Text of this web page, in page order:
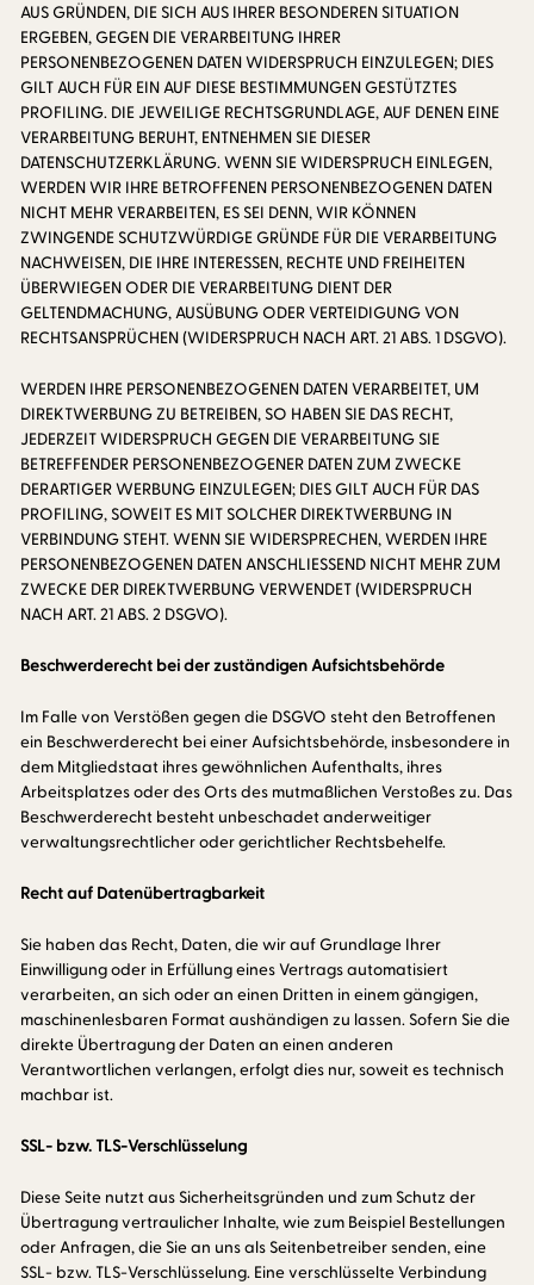
AUS GRÜNDEN, DIE SICH AUS IHRER BESONDEREN SITUATION
ERGEBEN, GEGEN DIE VERARBEITUNG IHRER
PERSONENBEZOGENEN DATEN WIDERSPRUCH EINZULEGEN; DIES
GILT AUCH FÜR EIN AUF DIESE BESTIMMUNGEN GESTÜTZTES
PROFILING. DIE JEWEILIGE RECHTSGRUNDLAGE, AUF DENEN EINE
VERARBEITUNG BERUHT, ENTNEHMEN SIE DIESER
DATENSCHUTZERKLÄRUNG. WENN SIE WIDERSPRUCH EINLEGEN,
WERDEN WIR IHRE BETROFFENEN PERSONENBEZOGENEN DATEN
NICHT MEHR VERARBEITEN, ES SEI DENN, WIR KÖNNEN
ZWINGENDE SCHUTZWÜRDIGE GRÜNDE FÜR DIE VERARBEITUNG
NACHWEISEN, DIE IHRE INTERESSEN, RECHTE UND FREIHEITEN
ÜBERWIEGEN ODER DIE VERARBEITUNG DIENT DER
GELTENDMACHUNG, AUSÜBUNG ODER VERTEIDIGUNG VON
RECHTSANSPRÜCHEN (WIDERSPRUCH NACH ART. 21 ABS. 1 DSGVO).
WERDEN IHRE PERSONENBEZOGENEN DATEN VERARBEITET, UM
DIREKTWERBUNG ZU BETREIBEN, SO HABEN SIE DAS RECHT,
JEDERZEIT WIDERSPRUCH GEGEN DIE VERARBEITUNG SIE
BETREFFENDER PERSONENBEZOGENER DATEN ZUM ZWECKE
DERARTIGER WERBUNG EINZULEGEN; DIES GILT AUCH FÜR DAS
PROFILING, SOWEIT ES MIT SOLCHER DIREKTWERBUNG IN
VERBINDUNG STEHT. WENN SIE WIDERSPRECHEN, WERDEN IHRE
PERSONENBEZOGENEN DATEN ANSCHLIESSEND NICHT MEHR ZUM
ZWECKE DER DIREKTWERBUNG VERWENDET (WIDERSPRUCH
NACH ART. 21 ABS. 2 DSGVO).
Beschwerderecht bei der zuständigen Aufsichtsbehörde
Im Falle von Verstößen gegen die DSGVO steht den Betroffenen
ein Beschwerderecht bei einer Aufsichtsbehörde, insbesondere in
dem Mitgliedstaat ihres gewöhnlichen Aufenthalts, ihres
Arbeitsplatzes oder des Orts des mutmaßlichen Verstoßes zu. Das
Beschwerderecht besteht unbeschadet anderweitiger
verwaltungsrechtlicher oder gerichtlicher Rechtsbehelfe.
Recht auf Datenübertragbarkeit
Sie haben das Recht, Daten, die wir auf Grundlage Ihrer
Einwilligung oder in Erfüllung eines Vertrags automatisiert
verarbeiten, an sich oder an einen Dritten in einem gängigen,
maschinenlesbaren Format aushändigen zu lassen. Sofern Sie die
direkte Übertragung der Daten an einen anderen
Verantwortlichen verlangen, erfolgt dies nur, soweit es technisch
machbar ist.
SSL- bzw. TLS-Verschlüsselung
Diese Seite nutzt aus Sicherheitsgründen und zum Schutz der
Übertragung vertraulicher Inhalte, wie zum Beispiel Bestellungen
oder Anfragen, die Sie an uns als Seitenbetreiber senden, eine
SSL- bzw. TLS-Verschlüsselung. Eine verschlüsselte Verbindung